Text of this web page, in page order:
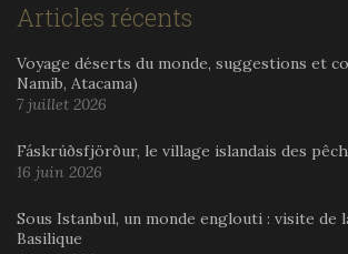
Articles récents
Voyage déserts du monde, suggestions et
Namib, Atacama)
7 juillet 2026
Fáskrúðsfjörður, le village islandais des
16 juin 2026
Sous Istanbul, un monde englouti : visite de
Basilique